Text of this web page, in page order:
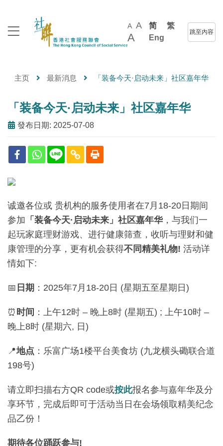
A A
A
简
繁
Eng
跳至內容
主页 最新消息 「装备今天·启动未来」社区嘉年华
「装备今天·启动未来」社区嘉年华
發布日期: 2025-07-08
诚邀各位或 贵机构的服务使用者在7月18-20日期间
参加 「装备今天·启动未来」社区嘉年华，与我们一
起玩家庭理财游戏、进行健康筛查，收听与理财和健
康管理的分享，更有机会获得不同精美礼物! 活动详
情如下:
📅 日期 ：2025年7月18-20日 (星期五至星期日)
⏰ 时间 ：上午12时 – 晚上8时 (星期五) ; 上午10时 –
晚上8时 (星期六, 日)
📍地点 ：乐富广场1楼平台美食坊 (九龙横头磡联合道
198号)
请立即扫描右方QR code或按此报名参与嘉年华及分
享环节，完成后即可于活动当日在会场领取精美纪念
品乙份！
期待各位踊跃参与!